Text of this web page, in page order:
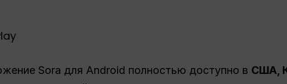
Sora для Android полностью доступно в США,